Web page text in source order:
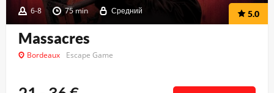
6-8 75 min Средний 5.0
Massacres
Bordeaux Escape Game